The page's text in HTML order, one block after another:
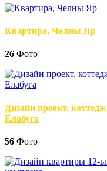
Квартира, Челны Яр
26 Фото
Дизайн проект, коттедж
Елабуга
56 Фото